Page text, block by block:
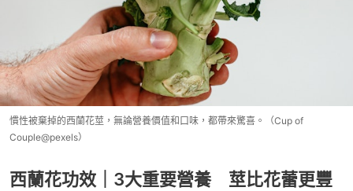
慣性被棄掉的西蘭花莖，無論營養價值和口味，都帶來驚喜。（Cup of
Couple@pexels）
西蘭花功效｜3大重要營養 莖比花蕾更豐